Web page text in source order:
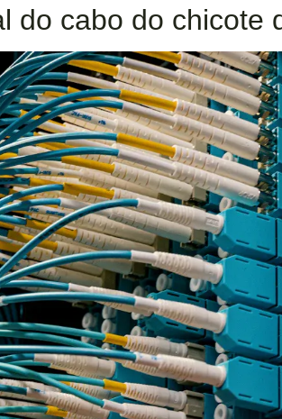
do cabo do chicote